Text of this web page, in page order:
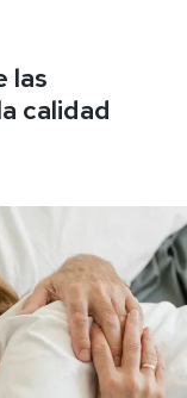
las
calidad